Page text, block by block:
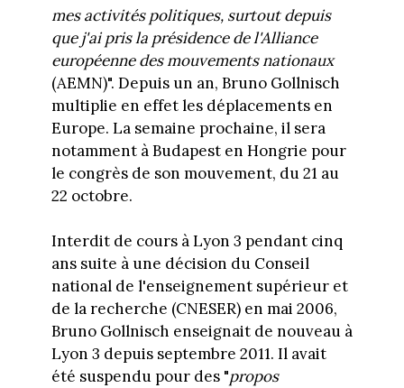
mes activités politiques, surtout depuis
que j'ai pris la présidence de l'Alliance
européenne des mouvements nationaux
(AEMN)". Depuis un an, Bruno Gollnisch
multiplie en effet les déplacements en
Europe. La semaine prochaine, il sera
notamment à Budapest en Hongrie pour
le congrès de son mouvement, du 21 au
22 octobre.
Interdit de cours à Lyon 3 pendant cinq
ans suite à une décision du Conseil
national de l'enseignement supérieur et
de la recherche (CNESER) en mai 2006,
Bruno Gollnisch enseignait de nouveau à
Lyon 3 depuis septembre 2011. Il avait
été suspendu pour des "propos